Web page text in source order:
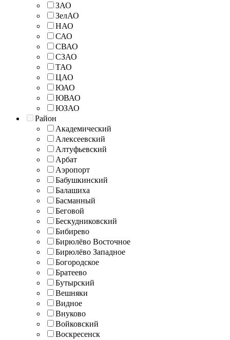
ЗАО
ЗелАО
НАО
САО
СВАО
СЗАО
ТАО
ЦАО
ЮАО
ЮВАО
ЮЗАО
Район
Академический
Алексеевский
Алтуфьевский
Арбат
Аэропорт
Бабушкинский
Балашиха
Басманный
Беговой
Бескудниковский
Бибирево
Бирюлёво Восточное
Бирюлёво Западное
Богородское
Братеево
Бутырский
Вешняки
Видное
Внуково
Войковский
Воскресенск